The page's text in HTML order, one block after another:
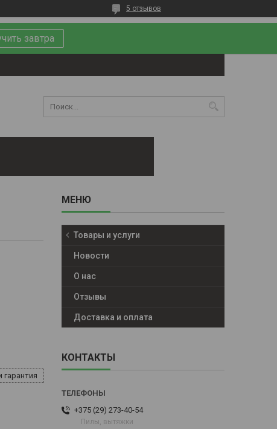
5 отзывов
завтра
гарантия
Товары и услуги
Новости
О нас
Отзывы
Доставка и оплата
КОНТАКТЫ
+375 (29) 273-40-54
Пилы, вытяжки